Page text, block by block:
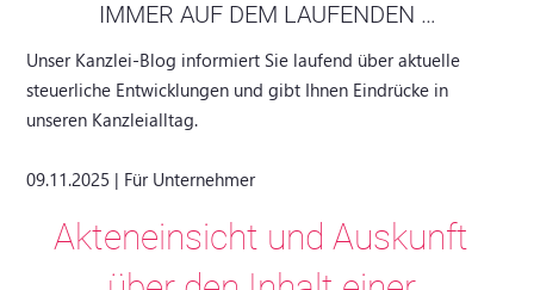
IMMER AUF DEM LAUFENDEN …
Unser Kanzlei-Blog informiert Sie laufend über aktuelle
steuerliche Entwicklungen und gibt Ihnen Eindrücke in
unseren Kanzleialltag.
09.11.2025 | Für Unternehmer
Akteneinsicht und Auskunft